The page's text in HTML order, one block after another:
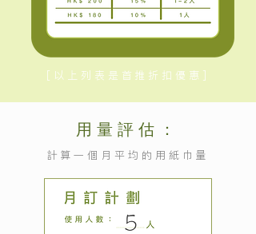
[以上列表是首推折扣優惠]
用量評估：
計算一個月平均的用紙巾量